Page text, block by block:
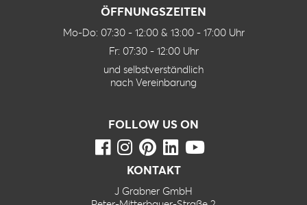
ÖFFNUNGSZEITEN
Mo-Do: 07:30 - 12:00 & 13:00 - 17:00 Uhr
Fr: 07:30 - 12:00 Uhr
und selbstverständlich
nach Vereinbarung
FOLLOW US ON
KONTAKT
J Grabner GmbH